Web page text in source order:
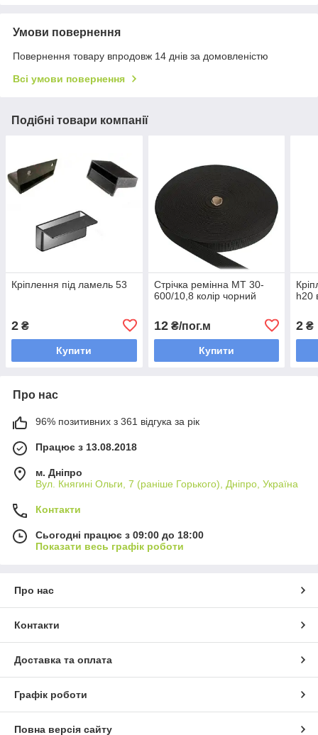
Умови повернення
Повернення товару впродовж 14 днів за домовленістю
Всі умови повернення
Подібні товари компанії
Кріплення під ламель 53
2 ₴
Купити
Стрічка ремінна МТ 30-
600/10,8 колір чорний
12₴/пог.м
Купити
h20
2 ₴
Про нас
96% позитивних з 361 відгука за рік
Працює з 13.08.2018
м. Дніпро
Вул. Княгині Ольги, 7 (раніше Горького), Дніпро, Україна
Контакти
Сьогодні працює з 09:00 до 18:00
Показати весь графік роботи
Про нас
Контакти
Доставка та оплата
Графік роботи
Повна версія сайту